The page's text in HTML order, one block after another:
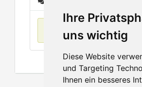
Ihre
uns wichtig
Diese Website
und Targeting
Ihnen ein besseres